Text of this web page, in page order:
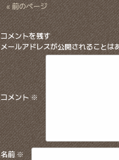
« 前のページ
コメントを残す
メールアドレスが公開されることは
コメント※
名前※